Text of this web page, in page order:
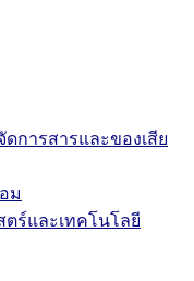
การสารและของเสีย
ม
ตร์และเทคโนโลยี